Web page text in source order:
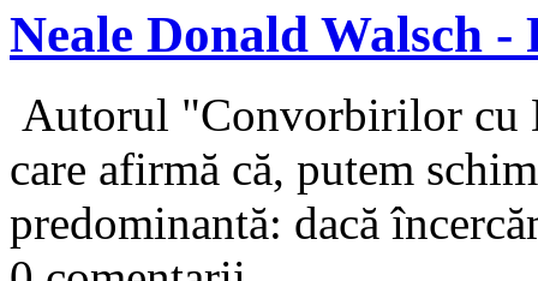
Neale Donald Walsch
Autorul "Convorbirilor cu
care afirmă că, putem
predominantă: dacă